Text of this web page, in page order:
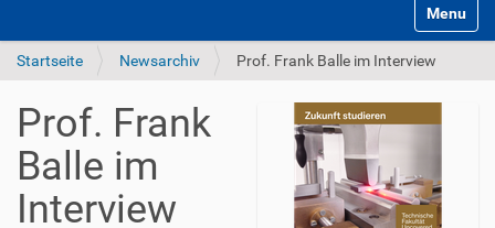
Startseite Newsarchiv Prof. Frank Balle im Interview
Prof. Frank
Balle im
Interview